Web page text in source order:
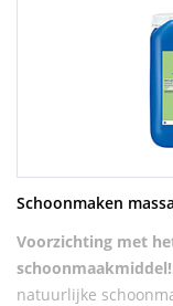
Schoonmaken
Voorzichting met
schoonmaakmiddel!
natuurlijke